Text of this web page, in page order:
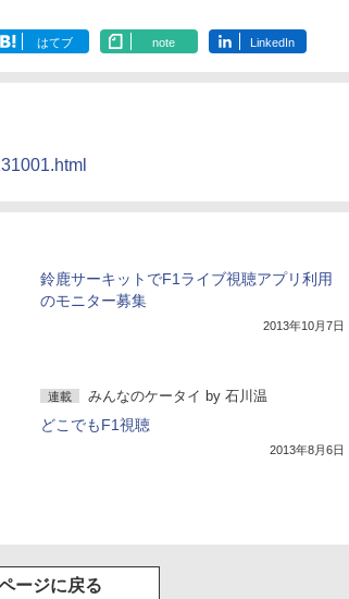
はてブ note LinkedIn
鈴鹿サーキットでF1ライブ視聴アプリ利用
のモニター募集
2013年10月7日
連載 みんなのケータイ by 石川温
どこでもF1視聴
2013年8月6日
ージに戻る